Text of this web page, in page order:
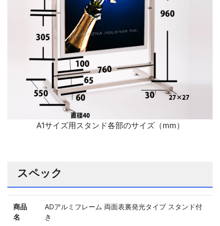
A1サイズ用スタンド各部のサイズ（mm）
スペック
商品
名
ADアルミフレーム 両面表裏発光タイプ スタンド付
き